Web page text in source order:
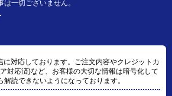
一切ございません。
に対応しております。ご注文内容やクレジットカ
対応済)など、お客様の大切な情報は暗号化して
読できないようになっております。